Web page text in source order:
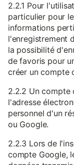
2.2.1 Pour
particulier pour
informations
l'enregistrement
la possibilité
de favoris pour
créer un compte
2.2.2 Un compte
l'adresse
personnel d'un
ou Google.
2.2.3 Lors de
compte Google,